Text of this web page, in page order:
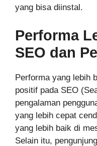
yang bisa diinstal.
Performa
SEO dan
Performa yang lebih
positif pada SEO
pengalaman
yang lebih cepat
yang lebih baik di
Selain itu,